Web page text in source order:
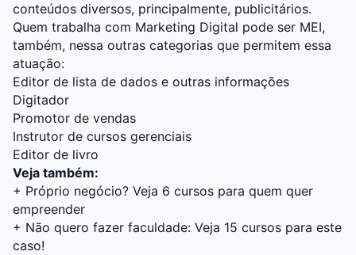
conteúdos diversos, principalmente, publicitários.
Quem trabalha com Marketing Digital pode ser MEI,
também, nessa outras categorias que permitem essa
atuação:
Editor de lista de dados e outras informações
Digitador
Promotor de vendas
Instrutor de cursos gerenciais
Editor de livro
Veja também:
+ Próprio negócio? Veja 6 cursos para quem quer
empreender
+ Não quero fazer faculdade: Veja 15 cursos para este
caso!